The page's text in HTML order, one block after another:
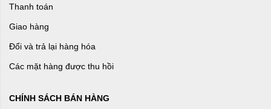
Thanh toán
Giao hàng
Đổi và trả lại hàng hóa
Các mặt hàng được thu hồi
CHÍNH SÁCH BÁN HÀNG